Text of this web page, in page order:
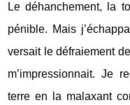
Le déhanchement, la
pénible. Mais
versait le défraiement
m’impressionnait. Je
terre en la malaxant